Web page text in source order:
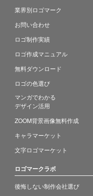
業界別ロゴマーク
お問い合わせ
ロゴ制作実績
ロゴ作成マニュアル
無料ダウンロード
ロゴの色選び
マンガでわかる
デザイン活用
ZOOM背景画像無料作成
キャラマーケット
文字ロゴマーケット
ロゴマークラボ
後悔しない制作会社選び